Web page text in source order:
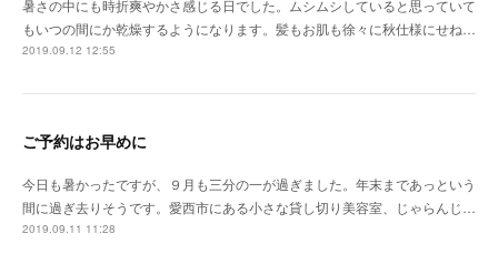
暑さの中にも時折爽やかさ感じる日でした。ムシムシしていると思っていて
もいつの間にか乾燥するようになります。髪もお肌も徐々に秋仕様にせね…
2019.09.12 12:55
ご予約はお早めに
今日も暑かったですが、９月も三分の一が過ぎました。年末まであっという
間に過ぎ去りそうです。愛西市にある小さな貸し切り美容室、じゃらんじ…
2019.09.11 11:28